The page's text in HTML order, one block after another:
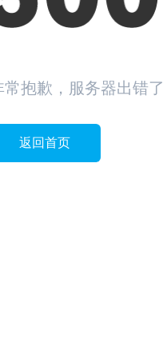
常抱歉，服务器出错了
返回首页